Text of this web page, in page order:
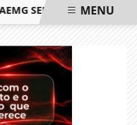
SENAR LANÇA OMENU